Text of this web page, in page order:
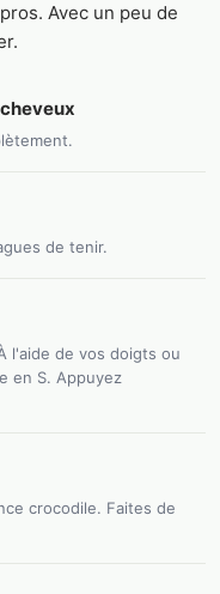
Avec un peu de
de tenir.
l'aide de vos doigts ou
en S. Appuyez
crocodile. Faites de